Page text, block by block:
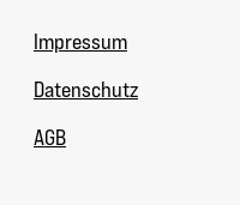
Impressum
Datenschutz
AGB